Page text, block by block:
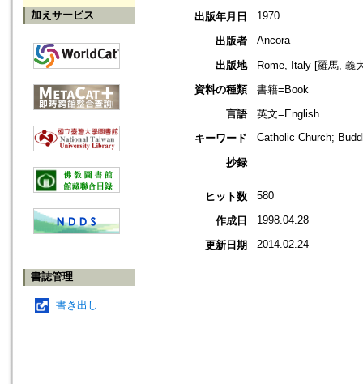
加えサービス
書誌管理
書き出し
出版年月日 1970
出版者 Ancora
出版地
Rome, Italy [羅馬, 義
資料の種類
書籍=Book
言語
英文=English
キーワード
Catholic Church;
抄録
ヒット数 580
作成日 1998.04.28
更新日期 2014.02.24